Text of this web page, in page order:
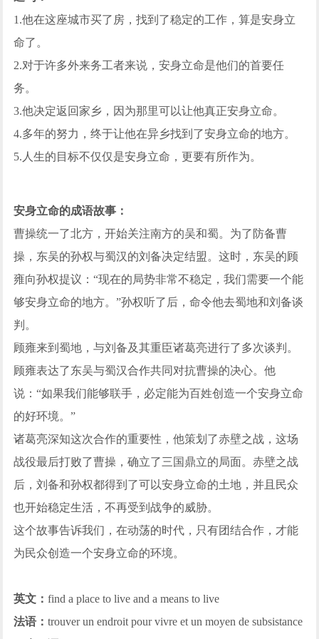
1.他在这座城市买了房，找到了稳定的工作，算是安身立
命了。
2.对于许多外来务工者来说，安身立命是他们的首要任
务。
3.他决定返回家乡，因为那里可以让他真正安身立命。
4.多年的努力，终于让他在异乡找到了安身立命的地方。
5.人生的目标不仅仅是安身立命，更要有所作为。
安身立命的成语故事：
曹操统一了北方，开始关注南方的吴和蜀。为了防备曹
操，东吴的孙权与蜀汉的刘备决定结盟。这时，东吴的顾
雍向孙权提议：“现在的局势非常不稳定，我们需要一个能
够安身立命的地方。”孙权听了后，命令他去蜀地和刘备谈
判。
顾雍来到蜀地，与刘备及其重臣诸葛亮进行了多次谈判。
顾雍表达了东吴与蜀汉合作共同对抗曹操的决心。他
说：“如果我们能够联手，必定能为百姓创造一个安身立命
的好环境。”
诸葛亮深知这次合作的重要性，他策划了赤壁之战，这场
战役最后打败了曹操，确立了三国鼎立的局面。赤壁之战
后，刘备和孙权都得到了可以安身立命的土地，并且民众
也开始稳定生活，不再受到战争的威胁。
这个故事告诉我们，在动荡的时代，只有团结合作，才能
为民众创造一个安身立命的环境。
英文：find a place to live and a means to live
法语：trouver un endroit pour vivre et un moyen de subsistance